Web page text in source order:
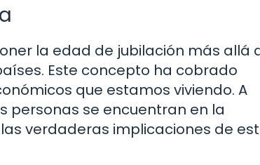
la edad de jubilación más allá
Este concepto ha cobrado
que estamos viviendo. A
personas se encuentran en la
verdaderas implicaciones de